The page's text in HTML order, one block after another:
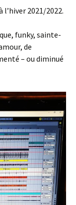
l’hiver 2021/2022.
, funky, sainte-
de
– ou diminué